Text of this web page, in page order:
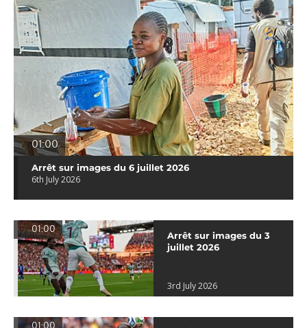
01:00
Arrêt sur images du 6 juillet 2026
6th July 2026
01:00
Arrêt sur images du 3
juillet 2026
3rd July 2026